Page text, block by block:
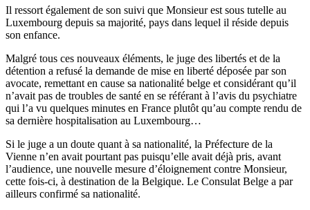
Il ressort également de son suivi que Monsieur est sous tutelle au
Luxembourg depuis sa majorité, pays dans lequel il réside depuis
son enfance.
Malgré tous ces nouveaux éléments, le juge des libertés et de la
détention a refusé la demande de mise en liberté déposée par son
avocate, remettant en cause sa nationalité belge et considérant qu’il
n’avait pas de troubles de santé en se référant à l’avis du psychiatre
qui l’a vu quelques minutes en France plutôt qu’au compte rendu de
sa dernière hospitalisation au Luxembourg…
Si le juge a un doute quant à sa nationalité, la Préfecture de la
Vienne n’en avait pourtant pas puisqu’elle avait déjà pris, avant
l’audience, une nouvelle mesure d’éloignement contre Monsieur,
cette fois-ci, à destination de la Belgique. Le Consulat Belge a par
ailleurs confirmé sa nationalité.